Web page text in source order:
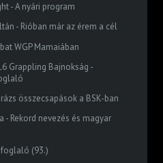
- A nyári program
- Rióban már az érem a cél
WGP Mamaiában
Grappling Bajnokság -
összecsapások a BSK-ban
- Rekord nevezés és magyar
(93.)